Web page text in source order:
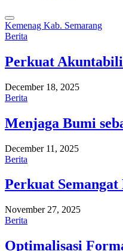
Kemenag Kab. Semarang
Berita
Perkuat
December 18, 2025
Berita
Menjaga Bumi
December 11, 2025
Berita
Perkuat
November 27, 2025
Berita
Optimalisasi